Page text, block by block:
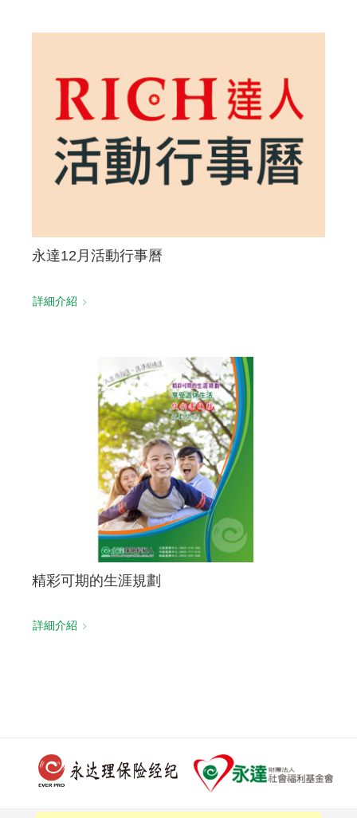
永達12月活動行事曆
詳細介紹
精彩可期的生涯規劃
詳細介紹